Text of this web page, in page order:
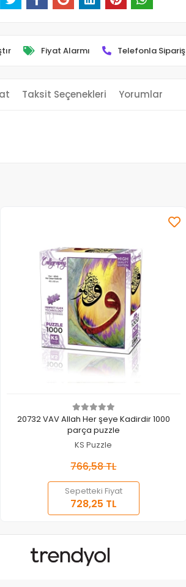
Fiyat Alarmı Telefonla Sipariş
Taksit Seçenekleri Yorumlar
Sepete Ekle
20732 VAV Allah Her şeye Kadirdir 1000
parça puzzle
KS Puzzle
766,58 TL
Sepetteki Fiyat
728,25 TL